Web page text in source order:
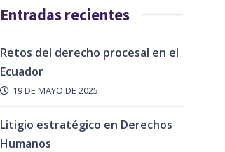
Entradas recientes
Retos del derecho procesal en el
Ecuador
19 DE MAYO DE 2025
Litigio estratégico en Derechos
Humanos